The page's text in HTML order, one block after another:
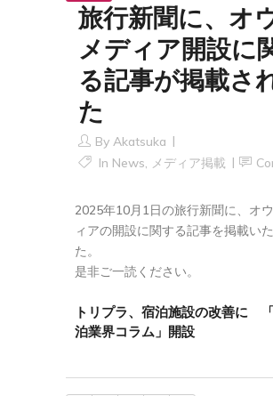
旅行新聞に、オ
メディア開設に
る記事が掲載さ
た
By Akatsuka
In News, メディア掲載
2025年10月1日の旅行新聞に、オ
ィアの開設に関する記事を掲載い
た。
是非ご一読ください。
トリプラ、宿泊施設の改善に
泊業界コラム」開設